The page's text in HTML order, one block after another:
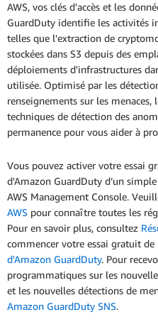
AWS, vos clés d'accès et les
GuardDuty identifie les activités
telles que l'extraction de
stockées dans S3 depuis des
déploiements d'infrastructures
utilisée. Optimisé par les
renseignements sur les
techniques de détection des
permanence pour vous aider à
Vous pouvez activer votre essai
d'Amazon GuardDuty d’un
AWS Management Console.
AWS pour connaître toutes les
Pour en savoir plus, consultez
commencer votre essai gratuit
d'Amazon GuardDuty. Pour
programmatiques sur les
et les nouvelles détections de
Amazon GuardDuty SNS.